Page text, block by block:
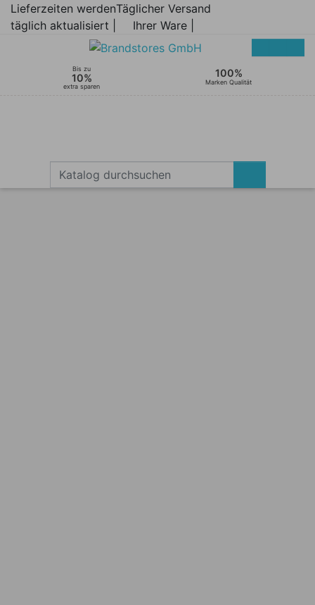
Lieferzeiten werden
täglich aktualisiert |
Täglicher Versand
Ihrer Ware |
Bis zu
10%
extra sparen
100%
Marken Qualität